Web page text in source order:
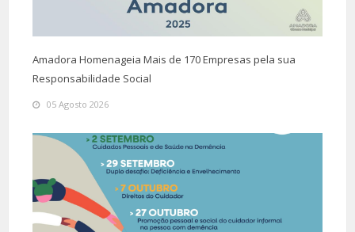
Amadora Homenageia Mais de 170 Empresas pela sua
Responsabilidade Social
05 Agosto 2026